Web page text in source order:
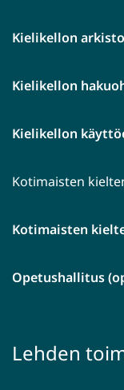
Kielikellon arkisto
Kielikellon
Kielikellon
Kotimaisten
Kotimaisten
Opetushallitus
Lehden